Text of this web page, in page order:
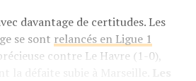
davantage de certitudes. Les
se sont relancés en Ligue 1
contre Le Havre (1-0),